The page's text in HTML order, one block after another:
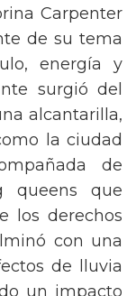
Carpenter
de su tema
energía y
surgió del
alcantarilla,
la ciudad
de
queens que
los derechos
con una
de lluvia
un impacto